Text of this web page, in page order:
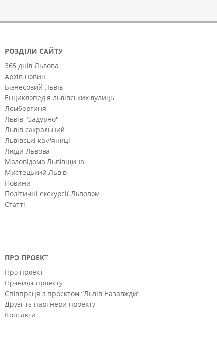
РОЗДІЛИ САЙТУ
365 днів Львова
Архів новин
Бізнесовий Львів
Енциклопедія львівських вулиць
Лембергиня
Львів "Задурно"
Львів сакральний
Львівські кам'яниці
Люди Львова
Маловідома Львівщина
Мистецький Львів
Новини
Політичні екскурсії Львовом
Статті
ПРО ПРОЕКТ
Про проект
Правила проекту
Співпраця з проектом “Львів Назавжди”
Друзі та партнери проекту
Контакти